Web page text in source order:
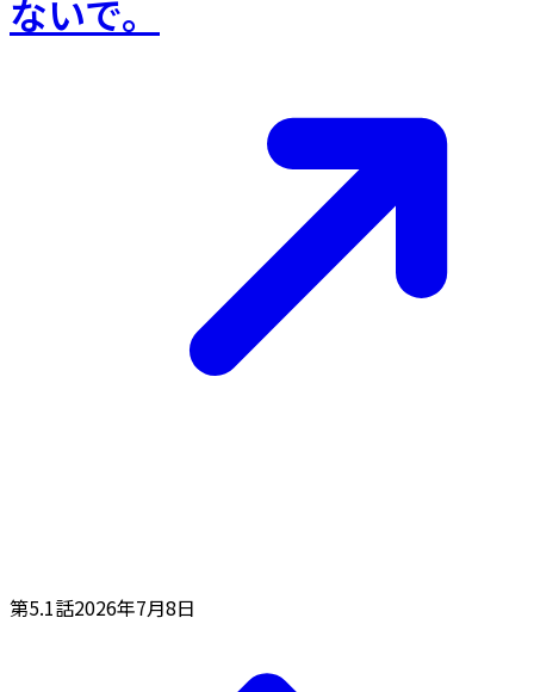
ないで。
第5.1話2026年7月8日